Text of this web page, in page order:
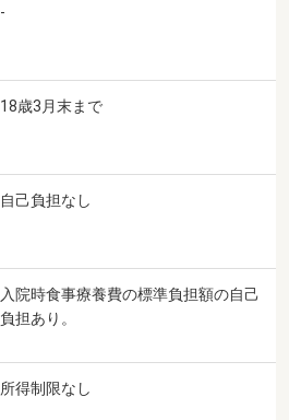
-
18歳3月末まで
自己負担なし
入院時食事療養費の標準負担額の自己
負担あり。
所得制限なし